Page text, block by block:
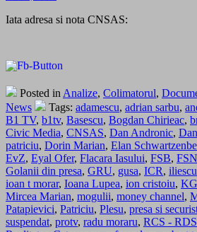
Iata adresa si nota CNSAS:
Posted in Analize, Colimatorul,
News
Tags: adamescu, adrian sarbu,
B1 TV, b1tv, Basescu, Bogdan Chirieac,
Civic Media, CNSAS, Dan Andronic,
patriciu, Dorin Marian, Elan
EvZ, Eyal Ofer, Flacara Iasului, FSB, FSN
Golanii din presa, GRU, gusa, ICR,
ioan t morar, Ioana Lupea, ion cristoiu,
Mircea Marian, mogulii, money channel,
Patapievici, Patriciu, Plesu, presa si
suspendat, protv, radu moraru, RCS - RDS